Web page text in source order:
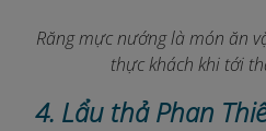
Răng mực nướng là món ăn
thực khách khi tới
4. Lẩu thả Phan